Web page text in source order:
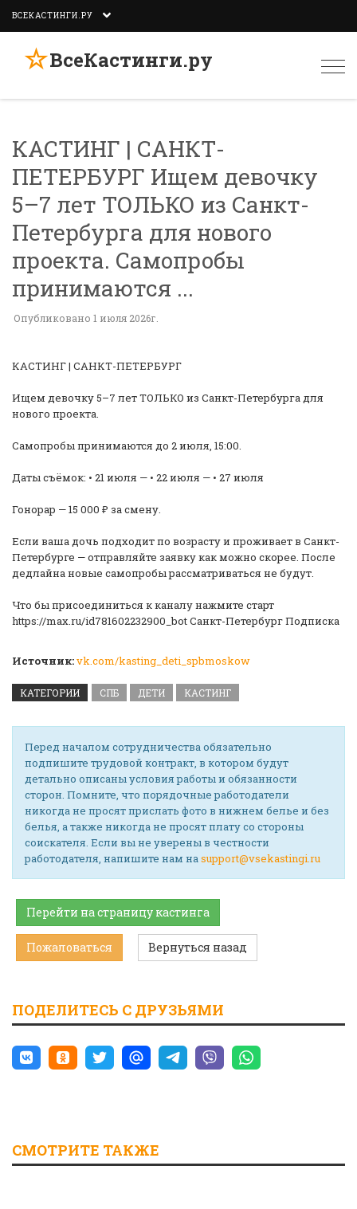
ВСЕКАСТИНГИ.РУ
☆ВсеКастинги.ру
КАСТИНГ | САНКТ-
ПЕТЕРБУРГ Ищем девочку
5–7 лет ТОЛЬКО из Санкт-
Петербурга для нового
проекта. Самопробы
принимаются ...
Опубликовано 1 июля 2026г.
КАСТИНГ | САНКТ-ПЕТЕРБУРГ
Ищем девочку 5–7 лет ТОЛЬКО из Санкт-Петербурга для
нового проекта.
Самопробы принимаются до 2 июля, 15:00.
Даты съёмок: • 21 июля — • 22 июля — • 27 июля
Гонорар — 15 000 ₽ за смену.
Если ваша дочь подходит по возрасту и проживает в Санкт-
Петербурге — отправляйте заявку как можно скорее. После
дедлайна новые самопробы рассматриваться не будут.
Что бы присоединиться к каналу нажмите старт
https://max.ru/id781602232900_bot Санкт-Петербург Подписка
Источник:vk.com/kasting_deti_spbmoskow
КАТЕГОРИИ СПБ ДЕТИ КАСТИНГ
Перед началом сотрудничества обязательно
подпишите трудовой контракт, в котором будут
детально описаны условия работы и обязанности
сторон. Помните, что порядочные работодатели
никогда не просят прислать фото в нижнем белье и без
белья, а также никогда не просят плату со стороны
соискателя. Если вы не уверены в честности
работодателя, напишите нам наsupport@vsekastingi.ru
Перейти на страницу кастинга
Пожаловаться Вернуться назад
ПОДЕЛИТЕСЬ С ДРУЗЬЯМИ
СМОТРИТЕ ТАКЖЕ